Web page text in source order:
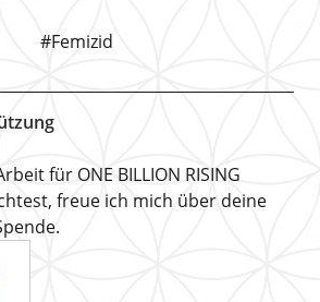
#Femizid
für ONE BILLION RISING
freue ich mich über deine